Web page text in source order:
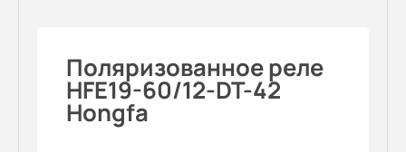
Поляризованное реле
HFE19-60/12-DT-42
Hongfa